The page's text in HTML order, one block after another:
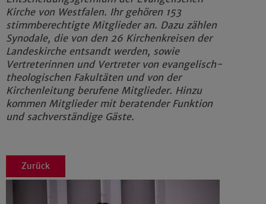
Kirche von Westfalen. Ihr gehören 153
stimmberechtigte Mitglieder an. Dazu zählen
Synodale, die von den 26 Kirchenkreisen der
Landeskirche entsandt werden, sowie
Vertreterinnen und Vertreter von evangelisch-
theologischen Fakultäten und von der
Kirchenleitung berufene Mitglieder. Hinzu
kommen Mitglieder mit beratender Funktion
und sachverständige Gäste.
Zurück